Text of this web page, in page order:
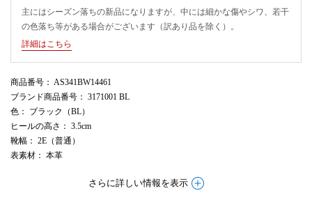
主にはシーズン落ちの新品になりますが、中には細かな傷やシワ、若干
の色落ち等がある場合がございます（訳あり品を除く）。
詳細はこちら
商品番号 ： AS341BW14461
ブランド商品番号 ： 3171001 BL
色 ： ブラック（BL）
ヒールの高さ ： 3.5cm
靴幅 ： 2E（普通）
表素材 ： 本革
さらに詳しい情報を表示